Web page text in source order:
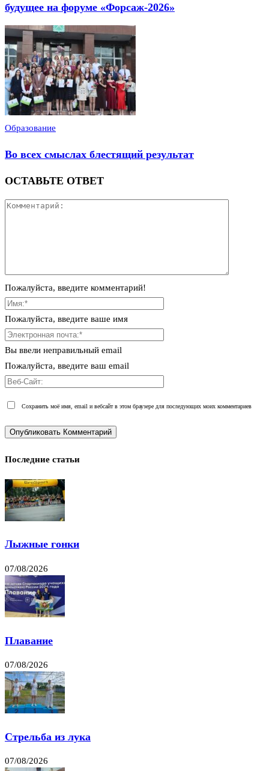
будущее на форуме «Форсаж-2026»
Образование
Во всех смыслах блестящий результат
ОСТАВЬТЕ ОТВЕТ
Пожалуйста, введите комментарий!
Пожалуйста, введите ваше имя
Вы ввели неправильный email
Пожалуйста, введите ваш email
Сохранить моё имя, email и вебсайт в этом браузере для последующих моих комментариев
Последние статьи
Лыжные гонки
07/08/2026
Плавание
07/08/2026
Стрельба из лука
07/08/2026